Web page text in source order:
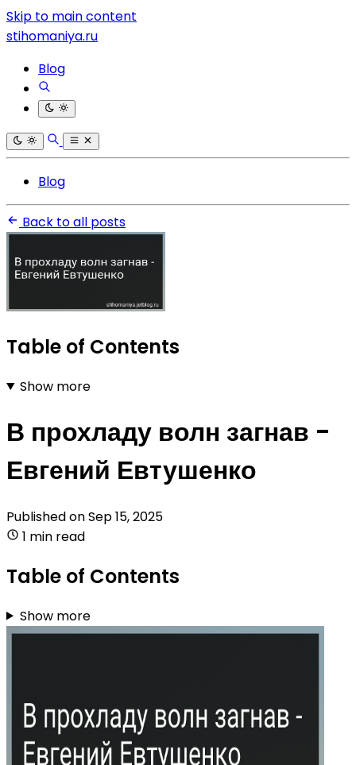
Skip to main content
stihomaniya.ru
Blog
Blog
Back to all posts
Table of Contents
Show more
В прохладу волн загнав -
Евгений Евтушенко
Published onSep 15, 2025
1 min read
Table of Contents
Show more